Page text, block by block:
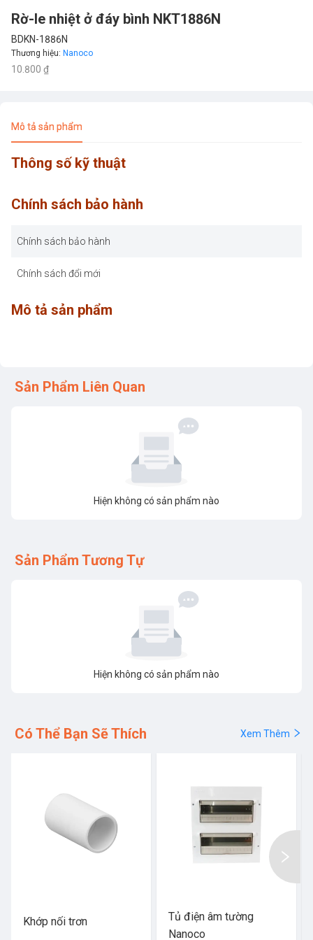
Rờ-le nhiệt ở đáy bình NKT1886N
BDKN-1886N
Thương hiệu: Nanoco
10.800 ₫
Mô tả sản phẩm
Thông số kỹ thuật
Chính sách bảo hành
Chính sách bảo hành
Chính sách đổi mới
Mô tả sản phẩm
Sản Phẩm Liên Quan
Hiện không có sản phẩm nào
Sản Phẩm Tương Tự
Hiện không có sản phẩm nào
Có Thể Bạn Sẽ Thích Xem Thêm
Khớp nối trơn
Tủ điện âm tường
Nanoco